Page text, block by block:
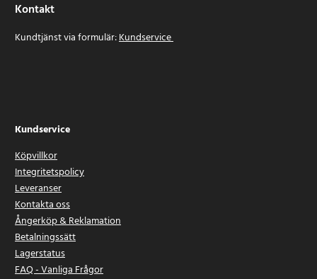
Kontakt
Kundtjänst via formulär:Kundservice
Kundservice
Köpvillkor
Integritetspolicy
Leveranser
Kontakta oss
Ångerköp & Reklamation
Betalningssätt
Lagerstatus
FAQ - Vanliga Frågor